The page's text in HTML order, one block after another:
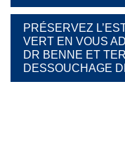
PRÉSERVEZ
VERT EN VOUS
DR BENNE ET
DESSOUCHAGE